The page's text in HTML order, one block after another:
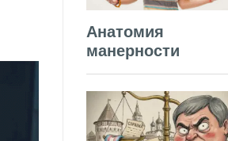
Анатомия
манерности